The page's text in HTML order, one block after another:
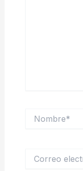
electrónico*